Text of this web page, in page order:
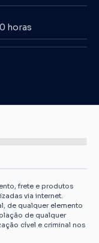
horas
frete e produtos
via internet.
de qualquer elemento
de qualquer
cível e criminal nos